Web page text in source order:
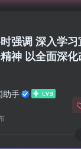
强调 深入学
神 以全面深
助手